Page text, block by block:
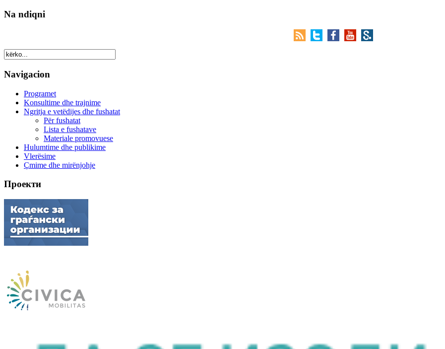
Na ndiqni
Navigacion
Programet
Konsultime dhe trajnime
Ngritja e vetëdijes dhe fushatat
Për fushatat
Lista e fushatave
Materiale promovuese
Hulumtime dhe publikime
Vlerësime
Çmime dhe mirënjohje
Проекти